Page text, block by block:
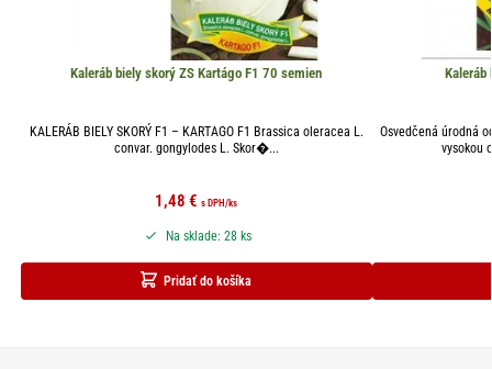
Kaleráb biely skorý ZS Kartágo F1 70 semien
KALERÁB BIELY SKORÝ F1 – KARTAGO F1 Brassica oleracea L.
convar. gongylodes L. Skor�...
1,48€ s DPH/ks
Pridať do košíka
Na sklade: 28 ks
Kaleráb
Osvedčená úrodná
vysokou